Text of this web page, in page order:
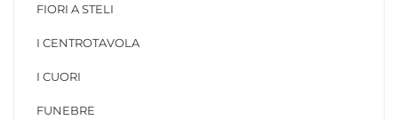
FIORI A STELI
I CENTROTAVOLA
I CUORI
FUNEBRE